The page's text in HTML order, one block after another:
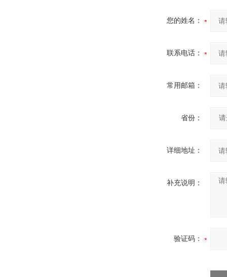
您的姓名：
联系电话：
常用邮箱：
省份：
详细地址：
补充说明：
验证码：